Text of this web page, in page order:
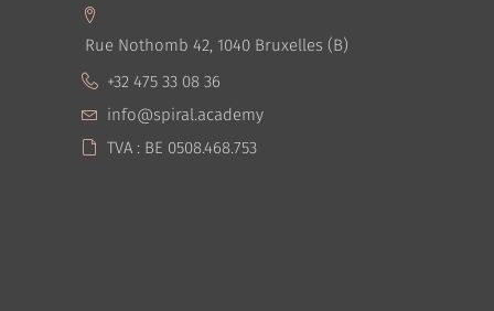
Rue Nothomb 42, 1040 Bruxelles (B)
+32 475 33 08 36
info@spiral.academy
TVA : BE 0508.468.753